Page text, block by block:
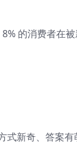
的消费者在
式新奇、答案